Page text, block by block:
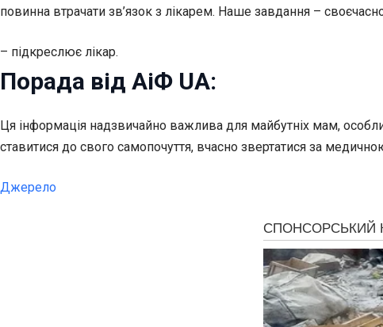
повинна втрачати зв’язок з лікарем. Наше завдання –
– підкреслює лікар.
Порада від АіФ UA:
Ця інформація надзвичайно важлива для майбутніх мам,
ставитися до свого самопочуття, вчасно звертатися за
Джерело